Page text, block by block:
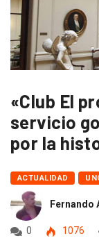
«Club El
servicio
por la
ACTUALIDAD
Fernando
0 1076